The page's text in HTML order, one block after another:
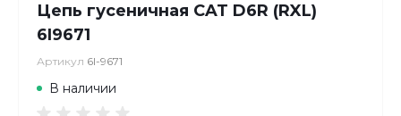
Цепь гусеничная CAT D6R (RXL)
6I9671
Артикул 6I-9671
В наличии